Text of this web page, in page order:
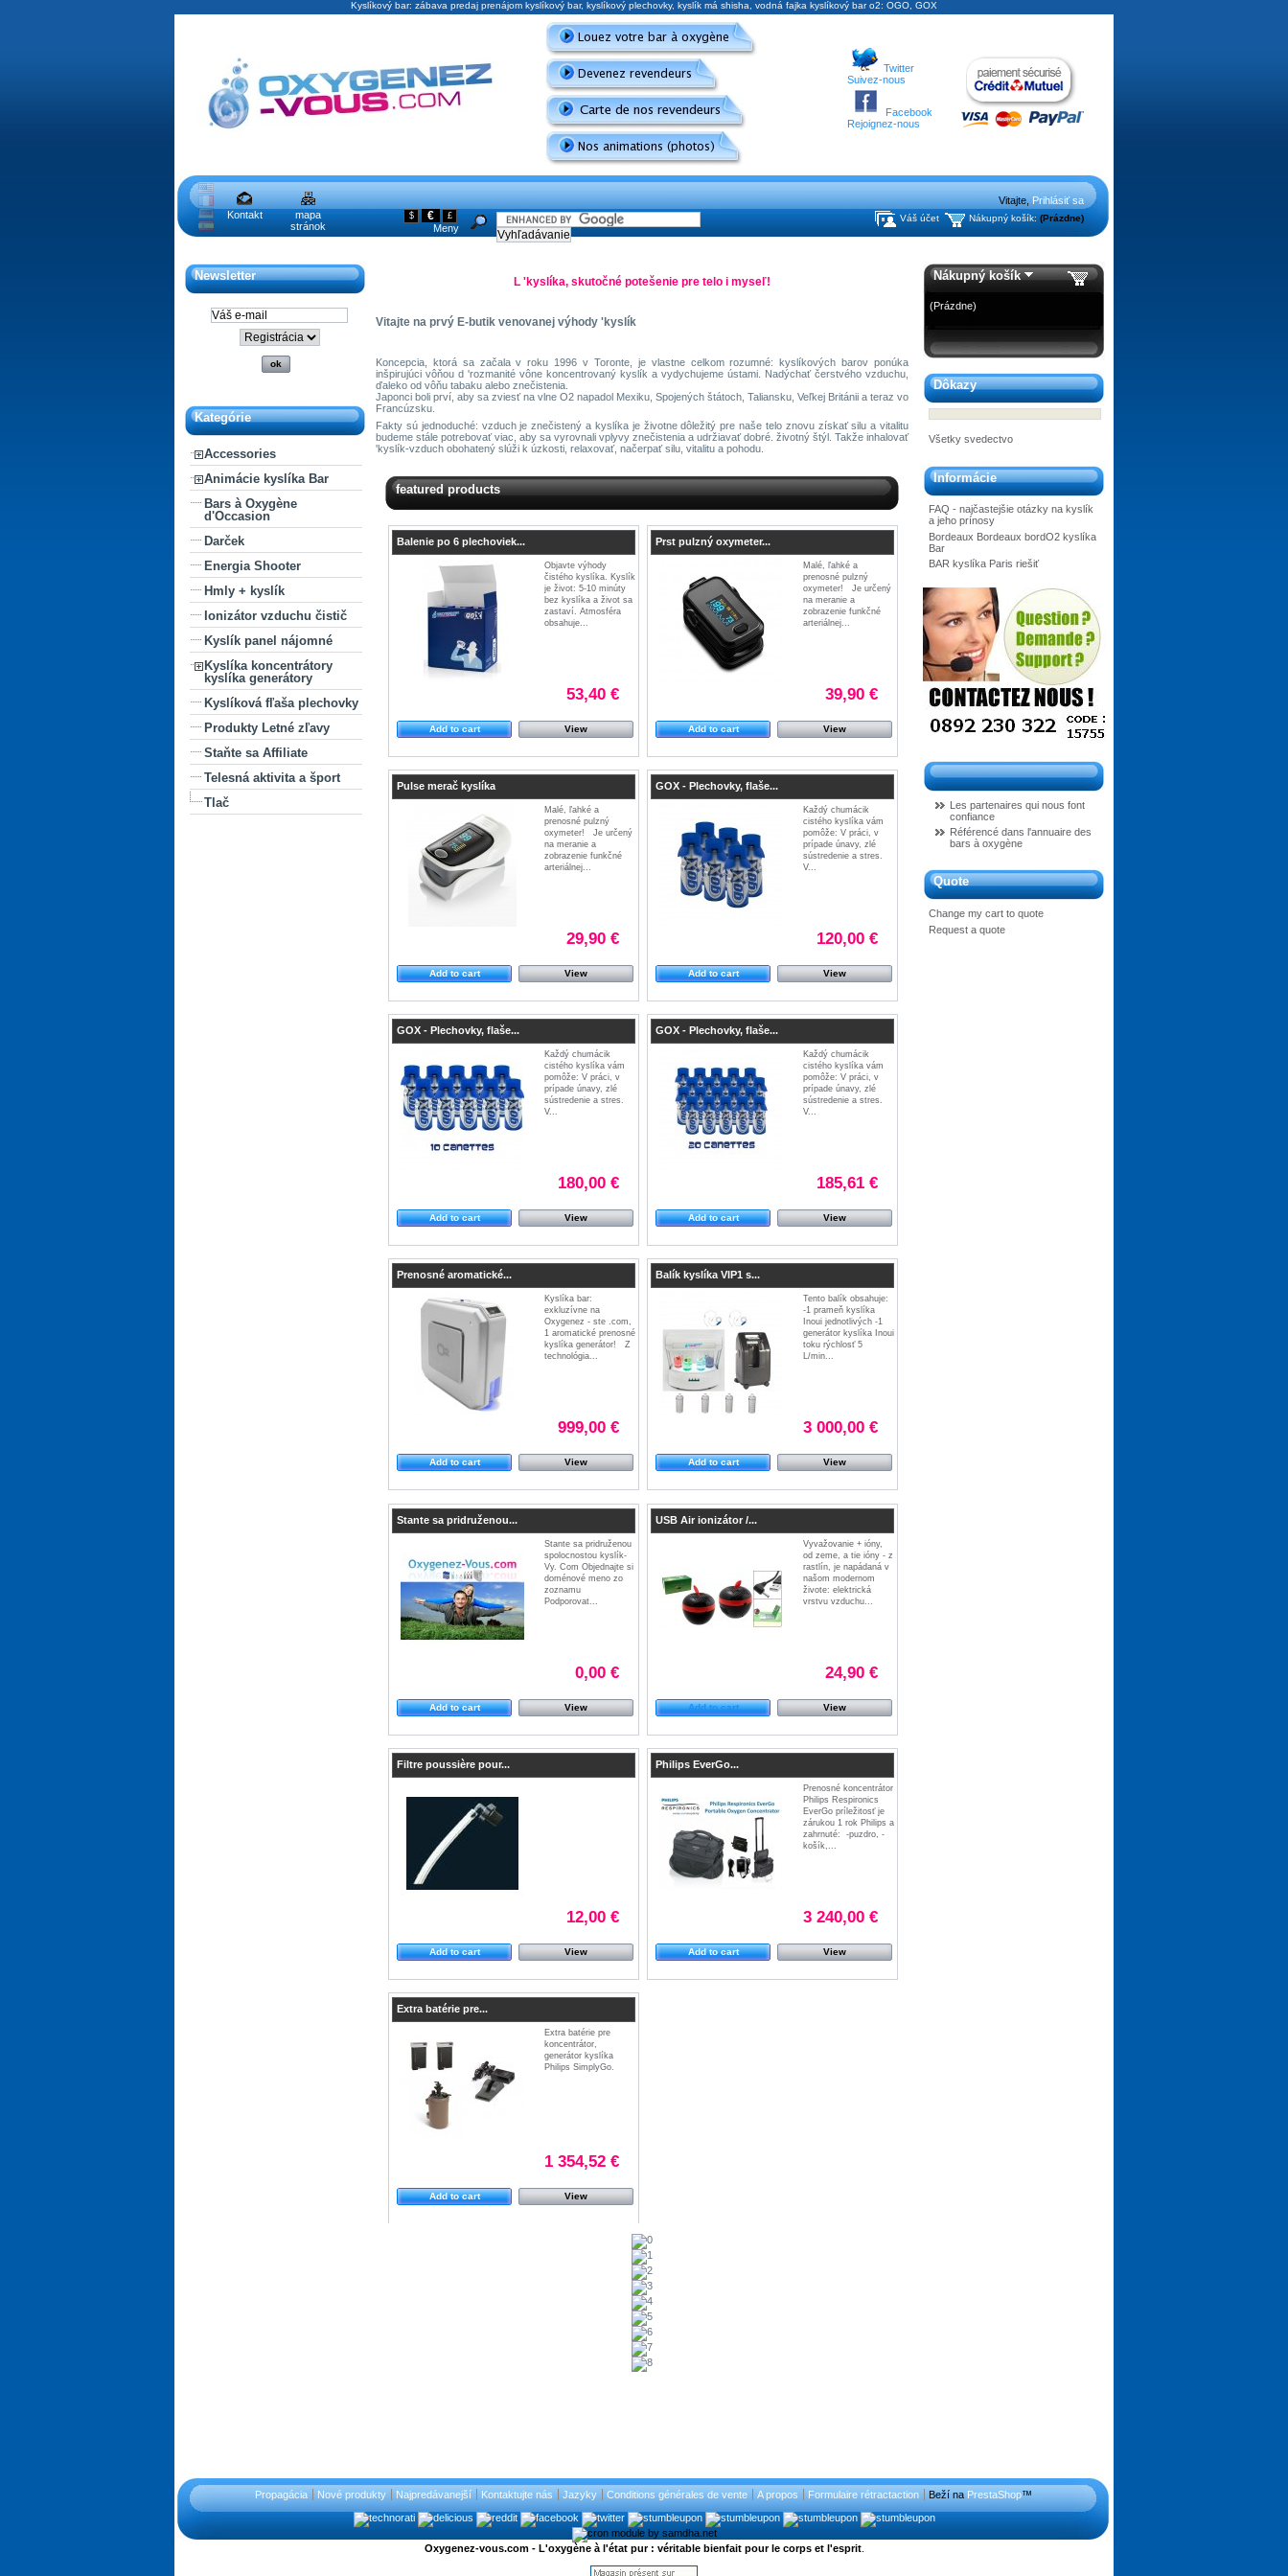
Kyslíkový bar: zábava predaj prenájom kyslíkový bar, kyslíkový plechovky, kyslík má shisha, vodná fajka kyslíkový bar o2: OGO, GOX
Twitter
Suivez-nous
Facebook
Rejoignez-nous
Kontakt
mapa
stránok
Vitajte, Prihlásiť sa
Nákupný košík: (Prázdne)
Váš účet
$ € £
Meny
Newsletter
Kategórie
Accessories
Animácie kyslíka Bar
Bars à Oxygène
d'Occasion
Darček
Energia Shooter
Hmly + kyslík
Ionizátor vzduchu čistič
Kyslík panel nájomné
Kyslíka koncentrátory
kyslíka generátory
Kyslíková fľaša plechovky
Produkty Letné zľavy
Staňte sa Affiliate
Telesná aktivita a šport
Tlač
L 'kyslíka, skutočné potešenie pre telo i myseľ!
Vitajte na prvý E-butik venovanej výhody 'kyslík
Koncepcia, ktorá sa začala v roku 1996 v Toronte, je vlastne celkom rozumné: kyslíkových barov ponúka
inšpirujúci vôňou d 'rozmanité vône koncentrovaný kyslík a vydychujeme ústami. Nadýchať čerstvého vzduchu,
ďaleko od vôňu tabaku alebo znečistenia.
Japonci boli prví, aby sa zviesť na vlne O2 napadol Mexiku, Spojených štátoch, Taliansku, Veľkej Británii a teraz vo
Francúzsku.
Fakty sú jednoduché: vzduch je znečistený a kyslíka je životne dôležitý pre naše telo znovu získať silu a vitalitu
budeme stále potrebovať viac, aby sa vyrovnali vplyvy znečistenia a udržiavať dobré. životný štýl. Takže inhalovať
'kyslík-vzduch obohatený slúži k úzkosti, relaxovať, načerpať silu, vitalitu a pohodu.
featured products
Balenie po 6 plechoviek...
Objavte výhody
čistého kyslíka. Kyslík
je život: 5-10 minúty
bez kyslíka a život sa
zastaví. Atmosféra
obsahuje...
53,40 €
View
Add to cart
Prst pulzný oxymeter...
Malé, ľahké a
prenosné pulzný
oxymeter! Je určený
na meranie a
zobrazenie funkčné
arteriálnej...
39,90 €
View
Add to cart
Pulse merač kyslíka
Malé, ľahké a
prenosné pulzný
oxymeter! Je určený
na meranie a
zobrazenie funkčné
arteriálnej...
29,90 €
View
Add to cart
GOX - Plechovky, flaše...
Každý chumácik
cistého kyslíka vám
pomôže: V práci, v
prípade únavy, zlé
sústredenie a stres.
V...
120,00 €
View
Add to cart
GOX - Plechovky, flaše...
Každý chumácik
cistého kyslíka vám
pomôže: V práci, v
prípade únavy, zlé
sústredenie a stres.
V...
180,00 €
View
Add to cart
GOX - Plechovky, flaše...
Každý chumácik
cistého kyslíka vám
pomôže: V práci, v
prípade únavy, zlé
sústredenie a stres.
V...
185,61 €
View
Add to cart
Prenosné aromatické...
Kyslíka bar:
exkluzívne na
Oxygenez - ste .com,
1 aromatické prenosné
kyslíka generátor! Z
technológia...
999,00 €
View
Add to cart
Balík kyslíka VIP1 s...
Tento balík obsahuje:
-1 prameň kyslíka
Inoui jednotlivých -1
generátor kyslíka Inoui
toku rýchlosť 5
L/min...
3 000,00 €
View
Add to cart
Stante sa pridruženou...
Stante sa pridruženou
spolocnostou kyslík-
Vy. Com Objednajte si
doménové meno zo
zoznamu
Podporovat...
0,00 €
View
Add to cart
USB Air ionizátor /...
Vyvažovanie + ióny,
od zeme, a tie ióny - z
rastlín, je napádaná v
našom modernom
živote: elektrická
vrstvu vzduchu...
24,90 €
View
Add to cart
Filtre poussière pour...
12,00 €
View
Add to cart
Philips EverGo...
Prenosné koncentrátor
Philips Respironics
EverGo príležitosť je
zárukou 1 rok Philips a
zahrnuté: -puzdro, -
košík,...
3 240,00 €
View
Add to cart
Extra batérie pre...
Extra batérie pre
koncentrátor,
generátor kyslíka
Philips SimplyGo.
1 354,52 €
View
Add to cart
Nákupný košík
(Prázdne)
Dôkazy
Všetky svedectvo
Informácie
FAQ - najčastejšie otázky na kyslík
a jeho prínosy
Bordeaux Bordeaux bordO2 kyslíka
Bar
BAR kyslíka Paris riešiť
Les partenaires qui nous font
confiance
Référencé dans l'annuaire des
bars à oxygène
Quote
Change my cart to quote
Request a quote
Propagácia Nové produkty Najpredávanejší Kontaktujte nás Jazyky Conditions générales de vente A propos Formulaire rétractaction Beží na PrestaShop™
Oxygenez-vous.com - L'oxygène à l'état pur : véritable bienfait pour le corps et l'esprit.